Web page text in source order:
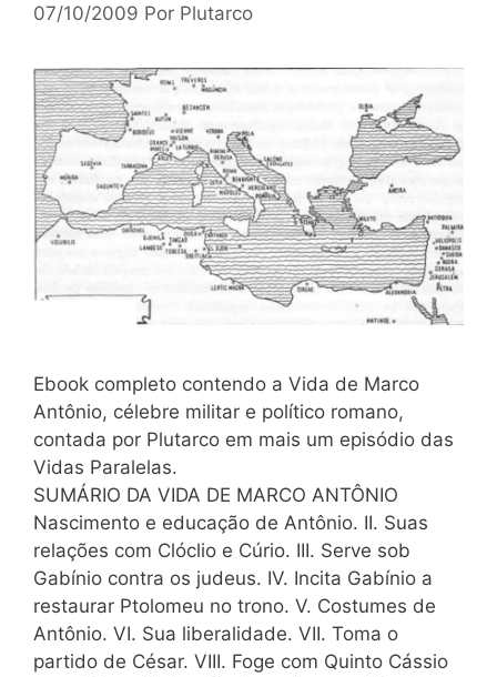
07/10/2009 Por Plutarco
Ebook completo contendo a Vida de Marco
Antônio, célebre militar e político romano,
contada por Plutarco em mais um episódio das
Vidas Paralelas.
SUMÁRIO DA VIDA DE MARCO ANTÔNIO
Nascimento e educação de Antônio. II. Suas
relações com Clóclio e Cúrio. III. Serve sob
Gabínio contra os judeus. IV. Incita Gabínio a
restaurar Ptolomeu no trono. V. Costumes de
Antônio. VI. Sua liberalidade. VII. Toma o
partido de César. VIII. Foge com Quinto Cássio